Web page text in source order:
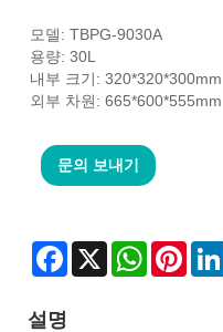
모델: TBPG-9030A
용량: 30L
내부 크기: 320*320*300mm
외부 차원: 665*600*555mm
문의 보내기
Facebook
X WhatsApp
설명